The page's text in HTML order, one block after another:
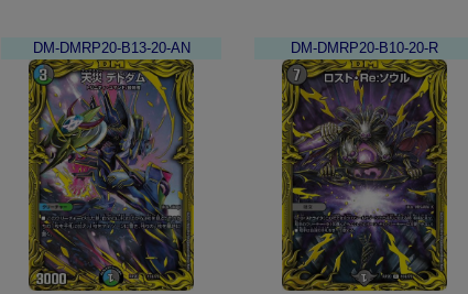
DM-DMRP20-B13-20-AN DM-DMRP20-B10-20-R